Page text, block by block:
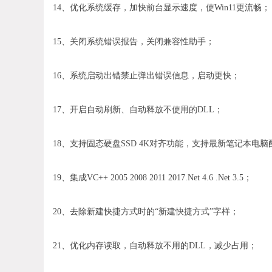
14、优化系统缓存，加快前台显示速度，使Win11更流畅；
15、关闭系统错误报告，关闭兼容性助手；
16、系统启动出错禁止弹出错误信息，启动更快；
17、开启自动刷新、自动释放不使用的DLL；
18、支持固态硬盘SSD 4K对齐功能，支持最新笔记本电脑
19、集成VC++ 2005 2008 2011 2017.Net 4.6 .Net 3.5；
20、去除新建快捷方式时的“新建快捷方式”字样；
21、优化内存读取，自动释放不用的DLL，减少占用；